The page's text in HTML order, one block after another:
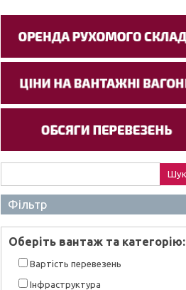
Фільтр
Оберiть вантаж та категорiю:
Вартiсть перевезень
Інфраструктура